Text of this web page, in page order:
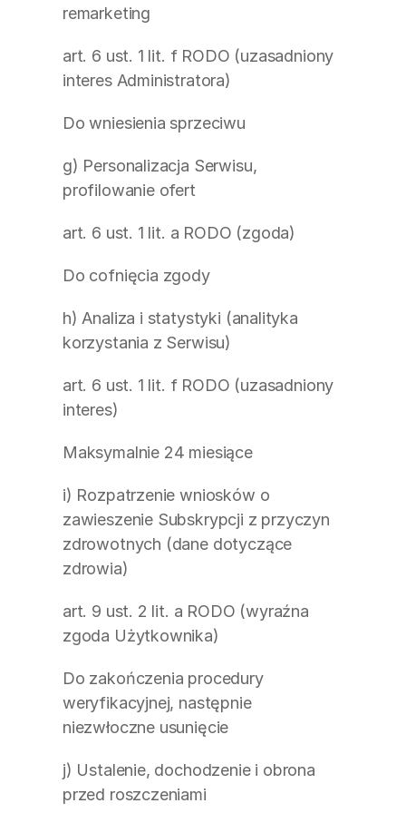
remarketing
art. 6 ust. 1 lit. f RODO (uzasadniony
interes Administratora)
Do wniesienia sprzeciwu
g) Personalizacja Serwisu,
profilowanie ofert
art. 6 ust. 1 lit. a RODO (zgoda)
Do cofnięcia zgody
h) Analiza i statystyki (analityka
korzystania z Serwisu)
art. 6 ust. 1 lit. f RODO (uzasadniony
interes)
Maksymalnie 24 miesiące
i) Rozpatrzenie wniosków o
zawieszenie Subskrypcji z przyczyn
zdrowotnych (dane dotyczące
zdrowia)
art. 9 ust. 2 lit. a RODO (wyraźna
zgoda Użytkownika)
Do zakończenia procedury
weryfikacyjnej, następnie
niezwłoczne usunięcie
j) Ustalenie, dochodzenie i obrona
przed roszczeniami